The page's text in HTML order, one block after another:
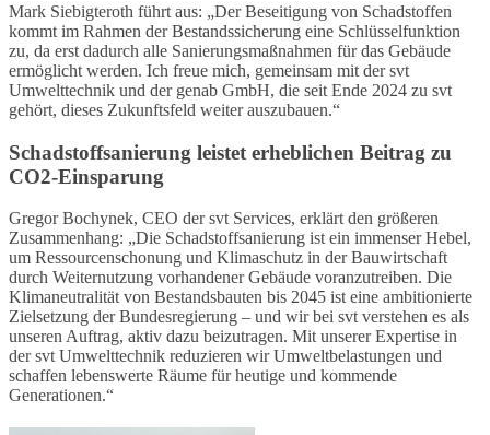
Mark Siebigteroth führt aus: „Der Beseitigung von Schadstoffen
kommt im Rahmen der Bestandssicherung eine Schlüsselfunktion
zu, da erst dadurch alle Sanierungsmaßnahmen für das Gebäude
ermöglicht werden. Ich freue mich, gemeinsam mit der svt
Umwelttechnik und der genab GmbH, die seit Ende 2024 zu svt
gehört, dieses Zukunftsfeld weiter auszubauen.“
Schadstoffsanierung leistet erheblichen Beitrag zu
CO2-Einsparung
Gregor Bochynek, CEO der svt Services, erklärt den größeren
Zusammenhang: „Die Schadstoffsanierung ist ein immenser Hebel,
um Ressourcenschonung und Klimaschutz in der Bauwirtschaft
durch Weiternutzung vorhandener Gebäude voranzutreiben. Die
Klimaneutralität von Bestandsbauten bis 2045 ist eine ambitionierte
Zielsetzung der Bundesregierung – und wir bei svt verstehen es als
unseren Auftrag, aktiv dazu beizutragen. Mit unserer Expertise in
der svt Umwelttechnik reduzieren wir Umweltbelastungen und
schaffen lebenswerte Räume für heutige und kommende
Generationen.“